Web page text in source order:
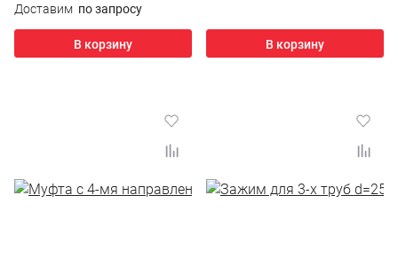
Доставим по запросу
В корзину В корзину